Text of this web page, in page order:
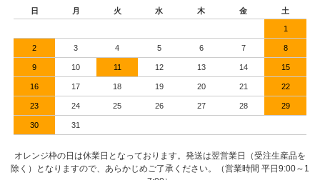
日
月 火 水 木 金 土
1
2 3 4 5 6 7 8
9 10 11 12 13 14 15
16 17 18 19 20 21 22
23 24 25 26 27 28 29
30 31
オレンジ枠の日は休業日となっております。発送は翌営業日（受注生産品を
除く）となりますので、あらかじめご了承ください。（営業時間 平日9:00～1